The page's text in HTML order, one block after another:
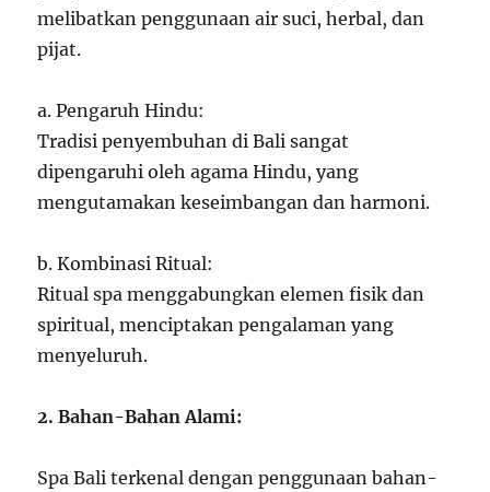
melibatkan penggunaan air suci, herbal, dan
pijat.
a. Pengaruh Hindu:
Tradisi penyembuhan di Bali sangat
dipengaruhi oleh agama Hindu, yang
mengutamakan keseimbangan dan harmoni.
b. Kombinasi Ritual:
Ritual spa menggabungkan elemen fisik dan
spiritual, menciptakan pengalaman yang
menyeluruh.
2. Bahan-Bahan Alami:
Spa Bali terkenal dengan penggunaan bahan-